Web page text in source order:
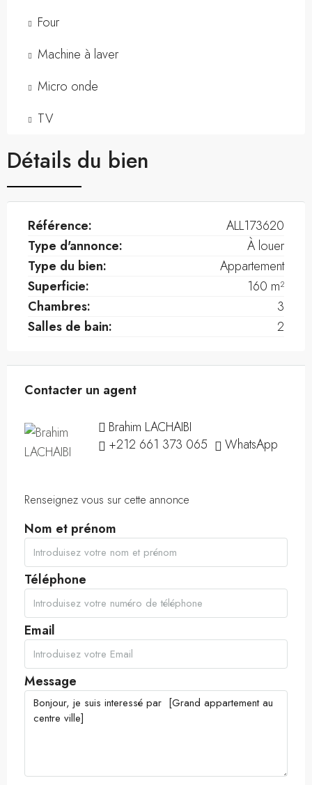
Four
Machine à laver
Micro onde
TV
Détails du bien
Référence:
ALL173620
Type d'annonce:
À louer
Type du bien:
Appartement
Superficie:
160 m²
Chambres:
3
Salles de bain:
2
Contacter un agent
Brahim LACHAIBI
+212 661 373 065
WhatsApp
Renseignez vous sur cette annonce
Nom et prénom
Téléphone
Email
Message